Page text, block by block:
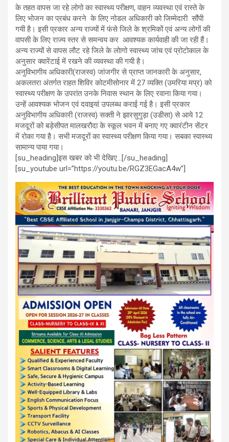
o
o
k
A
p
p
a
m
के तहत वापस जा रहे लोगो का स्वास्थ्य परीक्षण, वाहन व्यवस्था एवं रास्ते के
लिए भोजन का प्रबंध करने के लिए नोडल अधिकारी को जिम्मेदारी सौंपी
गयी है। इसी प्रकार अन्य राज्यों में फंसे जिले के श्रमिकों एवं अन्य लोगों की
वापसी के लिए राज्य स्तर से समन्वय कर आवश्यक कार्यवाही की जा रही हैं।
अन्य राज्यों से वापस लौट रहे जिले के लोागो स्वास्थ्य जांच एवं प्रोटोकाल के
अनुसार क्वारेंटाई में रखने की व्यवस्था की गयी है।
अनुविभागीय अधिकारी(राजस्व) जांजगीर से प्राप्त जानकारी के अनुसार,
अकलतरा अंतर्गत राहत शिविर कोटमीसोनार में 27 व्यक्ति (उमरिया मप्र) को
स्वास्थ्य परीक्षण के उपरांत उनके निवास स्थान के लिए रवाना किया गया।
उन्हें आवश्यक भोजन एवं दवाइयां उपलब्ध कराई गई है। इसी प्रकार
अनुविभागीय अधिकारी (राजस्व) सक्ती ने झारसुगुड़ा (उडीसा) से आये 12
मजदूरों को बड़ेसीपत मालखरौदा के स्कूल भवन में बनाए गए क्वारंटीन सेंटर
में रोका गया है। सभी मजदूरों का स्वास्थ्य परीक्षण किया गया। सबका स्वास्थ्य
सामान्य पाया गया।
[su_heading]इस खबर को भी देखिए…[/su_heading]
[su_youtube url=”https://youtu.be/RGZ3EGacA4w”]